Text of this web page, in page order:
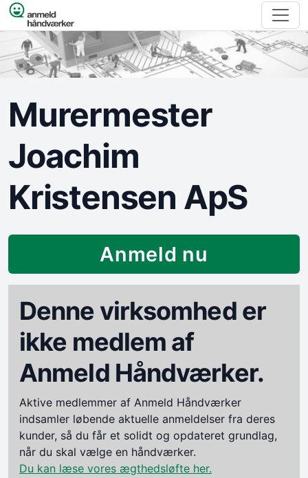
Spring til indhold
Murermester
Joachim
Kristensen ApS
Anmeld nu
Denne virksomhed er
ikke medlem af
Anmeld Håndværker.
Aktive medlemmer af Anmeld Håndværker
indsamler løbende aktuelle anmeldelser fra deres
kunder, så du får et solidt og opdateret grundlag,
når du skal vælge en håndværker.
Du kan læse vores ægthedsløfte her.